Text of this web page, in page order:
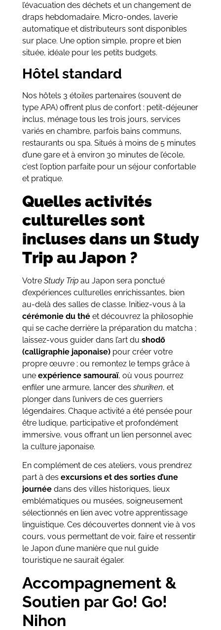
l’évacuation des déchets et un changement de
draps hebdomadaire. Micro-ondes, laverie
automatique et distributeurs sont disponibles
sur place. Une option simple, propre et bien
située, idéale pour les petits budgets.
Hôtel standard
Nos hôtels 3 étoiles partenaires (souvent de
type APA) offrent plus de confort : petit-déjeuner
inclus, ménage tous les trois jours, services
variés en chambre, parfois bains communs,
restaurants ou spa. Situés à moins de 5 minutes
d’une gare et à environ 30 minutes de l’école,
c’est l’option parfaite pour un séjour confortable
et pratique.
Quelles activités
culturelles sont
incluses dans un Study
Trip au Japon ?
Votre Study Tripau Japon sera ponctué
d’expériences culturelles enrichissantes, bien
au-delà des salles de classe. Initiez-vous à la
cérémonie du théet découvrez la philosophie
qui se cache derrière la préparation du matcha ;
laissez-vous guider dans l’art du shodō
(calligraphie japonaise)pour créer votre
propre œuvre ; ou remontez le temps grâce à
une expérience samouraï, où vous pourrez
enfiler une armure, lancer desshuriken, et
plonger dans l’univers de ces guerriers
légendaires. Chaque activité a été pensée pour
être ludique, participative et profondément
immersive, vous offrant un lien personnel avec
la culture japonaise.
En complément de ces ateliers, vous prendrez
part à des excursions et des sorties d’une
journéedans des villes historiques, lieux
emblématiques ou musées, soigneusement
sélectionnés en lien avec votre apprentissage
linguistique. Ces découvertes donnent vie à vos
cours, vous permettant de voir, faire et ressentir
le Japon d’une manière que nul guide
touristique ne saurait égaler.
Accompagnement &
Soutien par Go! Go!
Nihon